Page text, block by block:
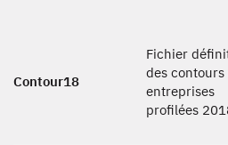
Contour18
Fichier
des contours
entreprises
profilées